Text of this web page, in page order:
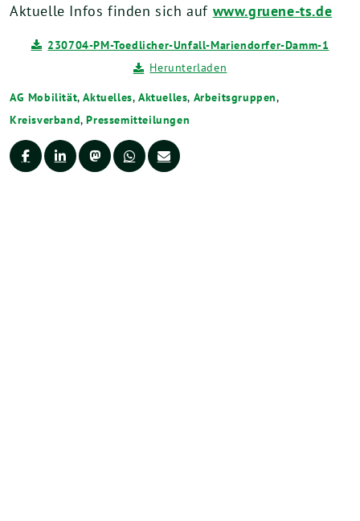
Aktuelle Infos finden sich auf www.gruene-ts.de
230704-PM-Toedlicher-Unfall-Mariendorfer-Damm-1
Herunterladen
AG Mobilität,Aktuelles,Aktuelles, Arbeitsgruppen,
Kreisverband,Pressemitteilungen